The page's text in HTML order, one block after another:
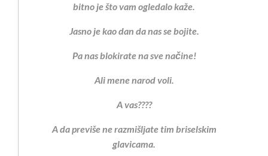
bitno je što vam ogledalo kaže.
Jasno je kao dan da nas se bojite.
Pa nas blokirate na sve načine!
Ali mene narod voli.
A vas????
A da previše ne razmišljate tim briselskim
glavicama.